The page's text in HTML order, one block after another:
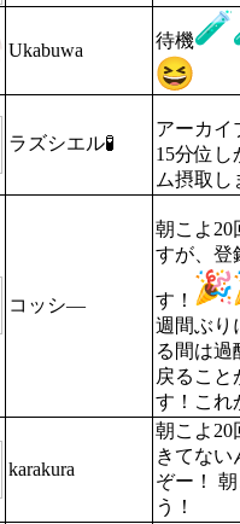
Ukabuwa
待機
ラズシエル🧪
アーカイ
15分位
ム摂取し
コッシ―
朝こよ20
すが、登
す！
週間ぶり
る間は過
戻ること
す！これ
karakura
朝こよ20
きてない
ぞー！
う！